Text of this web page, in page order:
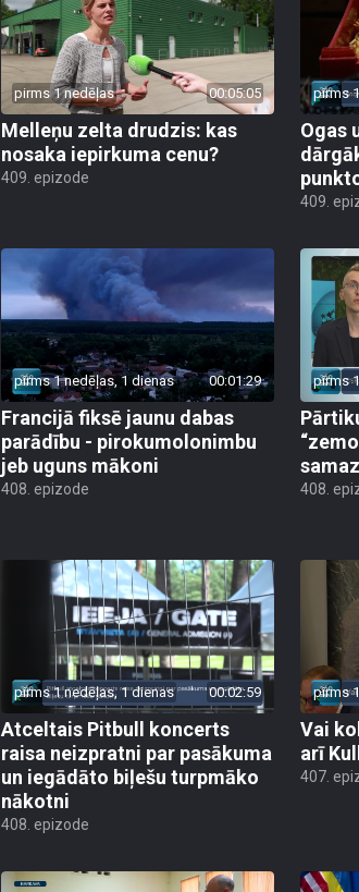
pirms 1 nedēļas 00:05:05
Melleņu zelta drudzis: kas
nosaka iepirkuma cenu?
409. epizode
pirms
Ogas
409.
pirms 1 nedēļas, 1 dienas 00:01:29
Francijā fiksē jaunu dabas
parādību - pirokumolonimbu
jeb uguns mākoni
408. epizode
pirms
408.
pirms 1 nedēļas, 1 dienas 00:02:59
Atceltais Pitbull koncerts
raisa neizpratni par pasākuma
un iegādāto biļešu turpmāko
nākotni
408. epizode
pirms
Vai
arī
407.